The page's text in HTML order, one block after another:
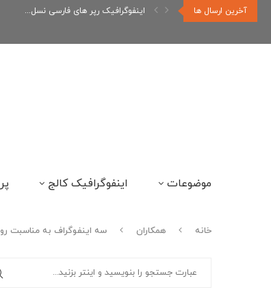
آخرین ارسال ها اینفوگرافیک رپر های فارسی نسل...
موضوعات اینفوگرافیک کالج
خانه همکاران سه اینفوگراف به مناسبت